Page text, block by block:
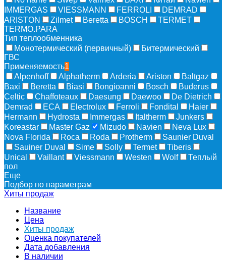
IMMERGAS
VIESSMANN FERROLI
DEMRAD
ARISTON
Zilmet Beretta BOSCH
TERMET
TERMO.PARA
Тип теплообменника
Монотермический (первичный)
Битермический
ГВС
Применяемость1
Alpenhoff
Alphatherm Arderia Ariston
Baltgaz
Baxi
Beretta Biasi Bongioanni Bosch
Buderus
Celtic
Chaffoteaux Daesung Daewoo
De Dietrich
Demrad
ECA Electrolux Ferroli Fondital
Haier
Hermann
Hydrosta Immergas Italtherm
Junkers
Koreastar
Master Gaz Mizudо Navien
Neva Lux
Nova Florida
Roca Roda Protherm
Saunier Duval
Sauiner Duval
Sime Solly Termet
Tiberis
Unical
Vaillant Viessmann Westen Wolf
Теплый
пол
Еще
Подбор по параметрам
Хиты продаж
Название
Цена
Хиты продаж
Оценка покупателей
Дата добавления
В наличии